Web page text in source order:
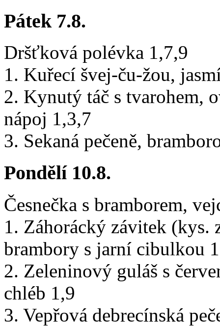
Pátek 7.8.
Dršťková polévka 1,7,9
1. Kuřecí švej-ču-žou,
2. Kynutý táč s tvarohem,
nápoj 1,3,7
3. Sekaná pečeně,
Pondělí 10.8.
Česnečka s bramborem,
1. Záhorácký závitek (kys.
brambory s jarní cibulkou
2. Zeleninový guláš s
chléb 1,9
3. Vepřová debrecínská